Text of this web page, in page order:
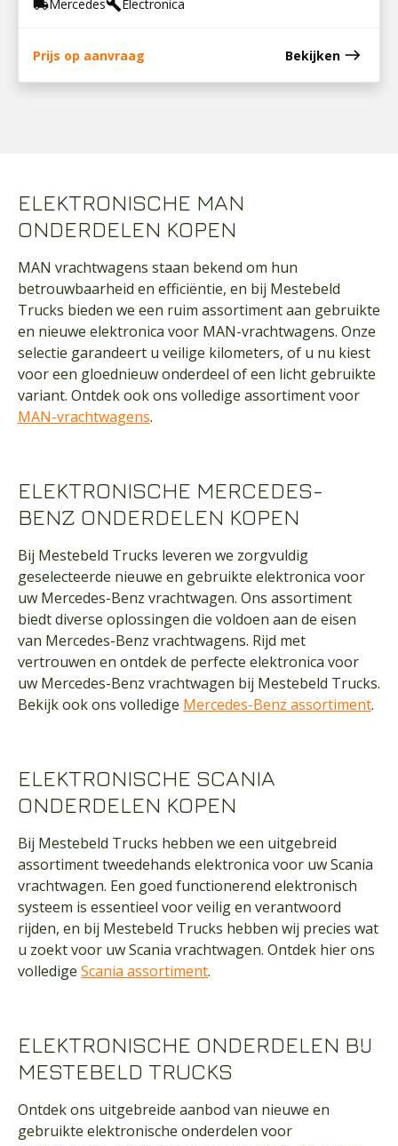
local_shippingMercedesbuildElectronica
Prijs op aanvraag Bekijken east
ELEKTRONISCHE MAN
ONDERDELEN KOPEN
MAN vrachtwagens staan bekend om hun
betrouwbaarheid en efficiëntie, en bij Mestebeld
Trucks bieden we een ruim assortiment aan gebruikte
en nieuwe elektronica voor MAN-vrachtwagens. Onze
selectie garandeert u veilige kilometers, of u nu kiest
voor een gloednieuw onderdeel of een licht gebruikte
variant. Ontdek ook ons volledige assortiment voor
MAN-vrachtwagens.
ELEKTRONISCHE MERCEDES-
BENZ ONDERDELEN KOPEN
Bij Mestebeld Trucks leveren we zorgvuldig
geselecteerde nieuwe en gebruikte elektronica voor
uw Mercedes-Benz vrachtwagen. Ons assortiment
biedt diverse oplossingen die voldoen aan de eisen
van Mercedes-Benz vrachtwagens. Rijd met
vertrouwen en ontdek de perfecte elektronica voor
uw Mercedes-Benz vrachtwagen bij Mestebeld Trucks.
Bekijk ook ons volledige Mercedes-Benz assortiment.
ELEKTRONISCHE SCANIA
ONDERDELEN KOPEN
Bij Mestebeld Trucks hebben we een uitgebreid
assortiment tweedehands elektronica voor uw Scania
vrachtwagen. Een goed functionerend elektronisch
systeem is essentieel voor veilig en verantwoord
rijden, en bij Mestebeld Trucks hebben wij precies wat
u zoekt voor uw Scania vrachtwagen. Ontdek hier ons
volledige Scania assortiment.
ELEKTRONISCHE ONDERDELEN BIJ
MESTEBELD TRUCKS
Ontdek ons uitgebreide aanbod van nieuwe en
gebruikte elektronische onderdelen voor